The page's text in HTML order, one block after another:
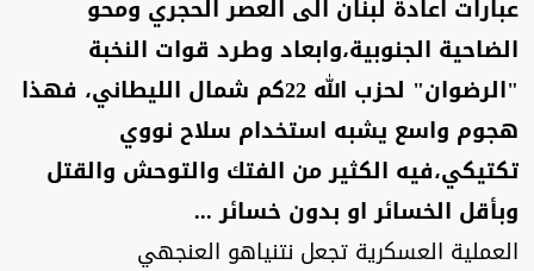
عبارات اعادة لبنان الى العصر الحجري ومحو
الضاحية الجنوبية،وابعاد وطرد قوات النخبة
"الرضوان" لحزب الله 22كم شمال الليطاني، فهذا
هجوم واسع يشبه استخدام سلاح نووي
تكتيكي،فيه الكثير من الفتك والتوحش والقتل
وبأقل الخسائر او بدون خسائر ...
العملية العسكرية تجعل نتنياهو العنجهي